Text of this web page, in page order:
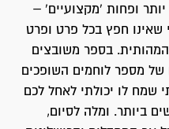
יותר ופחות 'מקצועיים' –
שאינו חפץ בכל פרט ופרט
בספר משובצים
של מספר לוחמים השופכים
שמח לו יכולתי לאחל לכם
ביותר. ומלה לסיום,